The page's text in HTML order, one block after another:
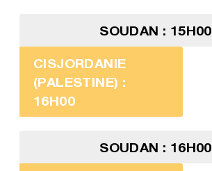
SOUDAN : 15H00
CISJORDANIE
(PALESTINE) :
16H00
SOUDAN : 16H00